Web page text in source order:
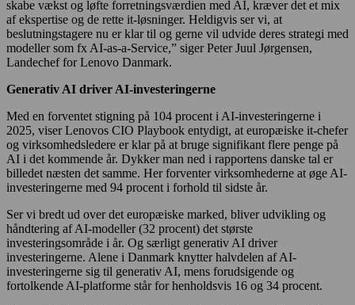
skabe vækst og løfte forretningsværdien med AI, kræver det et mix
af ekspertise og de rette it-løsninger. Heldigvis ser vi, at
beslutningstagere nu er klar til og gerne vil udvide deres strategi med
modeller som fx AI-as-a-Service,” siger Peter Juul Jørgensen,
Landechef for Lenovo Danmark.
Generativ AI driver AI-investeringerne
Med en forventet stigning på 104 procent i AI-investeringerne i
2025, viser Lenovos CIO Playbook entydigt, at europæiske it-chefer
og virksomhedsledere er klar på at bruge signifikant flere penge på
AI i det kommende år. Dykker man ned i rapportens danske tal er
billedet næsten det samme. Her forventer virksomhederne at øge AI-
investeringerne med 94 procent i forhold til sidste år.
Ser vi bredt ud over det europæiske marked, bliver udvikling og
håndtering af AI-modeller (32 procent) det største
investeringsområde i år. Og særligt generativ AI driver
investeringerne. Alene i Danmark knytter halvdelen af AI-
investeringerne sig til generativ AI, mens forudsigende og
fortolkende AI-platforme står for henholdsvis 16 og 34 procent.